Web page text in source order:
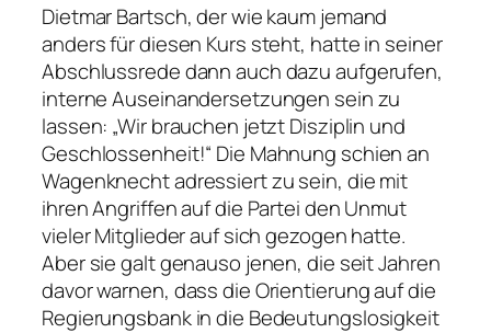
Dietmar Bartsch, der wie kaum jemand
anders für diesen Kurs steht, hatte in seiner
Abschlussrede dann auch dazu aufgerufen,
interne Auseinandersetzungen sein zu
lassen: „Wir brauchen jetzt Disziplin und
Geschlossenheit!“ Die Mahnung schien an
Wagenknecht adressiert zu sein, die mit
ihren Angriffen auf die Partei den Unmut
vieler Mitglieder auf sich gezogen hatte.
Aber sie galt genauso jenen, die seit Jahren
davor warnen, dass die Orientierung auf die
Regierungsbank in die Bedeutungslosigkeit